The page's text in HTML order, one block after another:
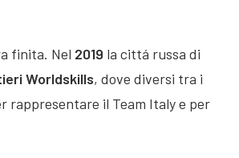
finita. Nel 2019 la cittá russa di
Worldskills, dove diversi tra i
rappresentare il Team Italy e per